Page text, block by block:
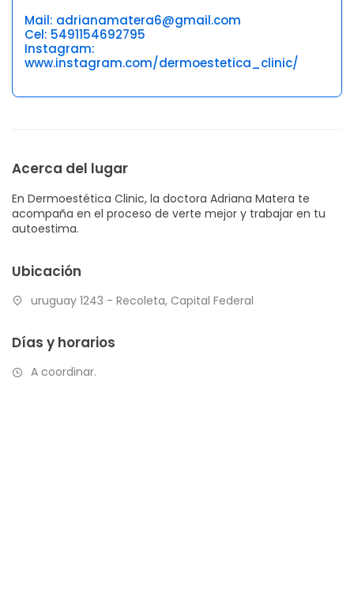
Mail: adrianamatera6@gmail.com
Cel: 5491154692795
Instagram:
www.instagram.com/dermoestetica_clinic/
Acerca del lugar
En Dermoestética Clinic, la doctora Adriana Matera te
acompaña en el proceso de verte mejor y trabajar en tu
autoestima.
Ubicación
uruguay 1243 - Recoleta, Capital Federal
Días y horarios
A coordinar.